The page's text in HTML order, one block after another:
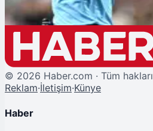
© 2026 Haber.com · Tüm hakları
Reklam·İletişim·Künye
Haber